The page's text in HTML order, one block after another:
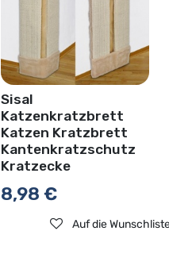
Sisal
Katzenkratzbrett
Katzen Kratzbrett
Kantenkratzschutz
Kratzecke
8,98 €
Auf die